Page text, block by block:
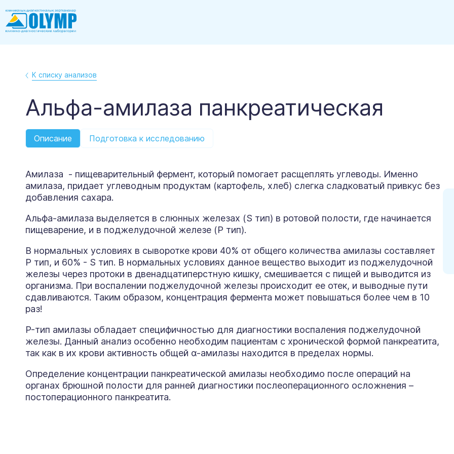
К списку анализов
Альфа-амилаза панкреатическая
Описание Подготовка к исследованию
Амилаза - пищеварительный фермент, который помогает расщеплять углеводы. Именно
амилаза, придает углеводным продуктам (картофель, хлеб) слегка сладковатый привкус без
добавления сахара.
Альфа-амилаза выделяется в слюнных железах (S тип) в ротовой полости, где начинается
пищеварение, и в поджелудочной железе (P тип).
В нормальных условиях в сыворотке крови 40% от общего количества амилазы составляет
P тип, и 60% - S тип. В нормальных условиях данное вещество выходит из поджелудочной
железы через протоки в двенадцатиперстную кишку, смешивается с пищей и выводится из
организма. При воспалении поджелудочной железы происходит ее отек, и выводные пути
сдавливаются. Таким образом, концентрация фермента может повышаться более чем в 10
раз!
P-тип амилазы обладает специфичностью для диагностики воспаления поджелудочной
железы. Данный анализ особенно необходим пациентам с хронической формой панкреатита,
так как в их крови активность общей α-амилазы находится в пределах нормы.
Определение концентрации панкреатической амилазы необходимо после операций на
органах брюшной полости для ранней диагностики послеоперационного осложнения –
постоперационного панкреатита.